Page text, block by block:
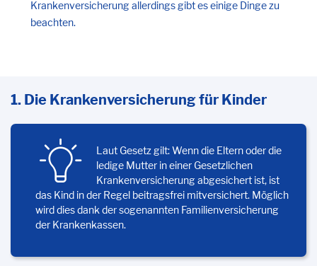
Krankenversicherung allerdings gibt es einige Dinge zu
beachten.
1. Die Krankenversicherung für Kinder
Laut Gesetz gilt: Wenn die Eltern oder die
ledige Mutter in einer Gesetzlichen
Krankenversicherung abgesichert ist, ist
das Kind in der Regel beitragsfrei mitversichert. Möglich
wird dies dank der sogenannten Familienversicherung
der Krankenkassen.